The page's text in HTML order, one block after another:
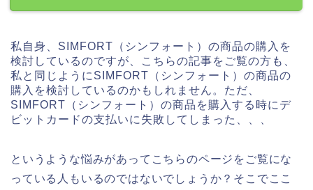
私自身、SIMFORT（シンフォート）の商品の購入を
検討しているのですが、こちらの記事をご覧の方も、
私と同じようにSIMFORT（シンフォート）の商品の
購入を検討しているのかもしれません。ただ、
SIMFORT（シンフォート）の商品を購入する時にデ
ビットカードの支払いに失敗してしまった、、、
というような悩みがあってこちらのページをご覧にな
っている人もいるのではないでしょうか？そこでここ